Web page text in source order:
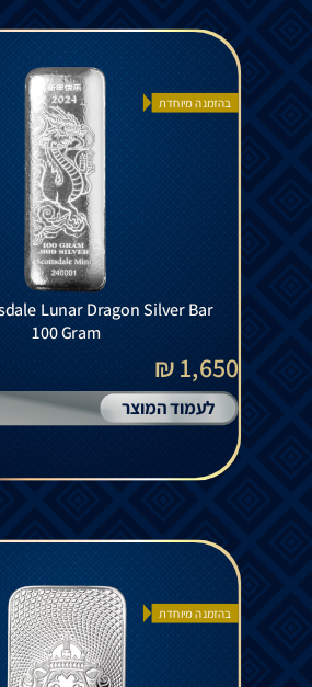
בהזמנה מיוחדת
Lunar Dragon Silver Bar
100 Gram
1,650 ₪
לעמוד המוצר
בהזמנה מיוחדת